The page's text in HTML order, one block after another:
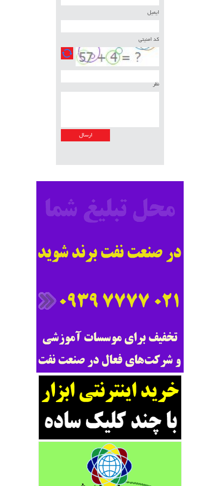
ایمیل
کد امنیتی
نظر